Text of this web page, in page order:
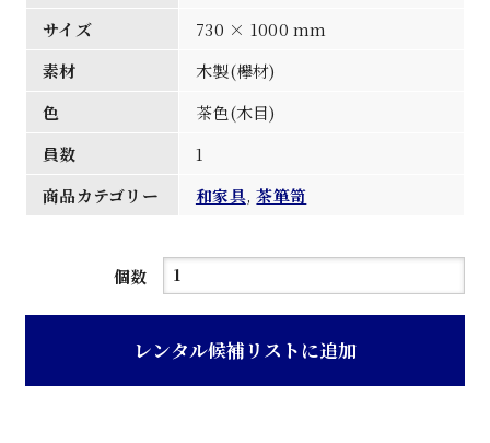
サイズ
730 × 1000 mm
素材
木製(欅材)
色
茶色(木目)
員数
1
商品カテゴリー
和家具,茶箪笥
個数
茶
材
レンタル候補リストに追加